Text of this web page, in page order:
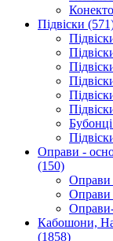
Підвіски
Бубонці
Оправи -
(150)
Оправи
Оправи
Кабошони,
(1858)